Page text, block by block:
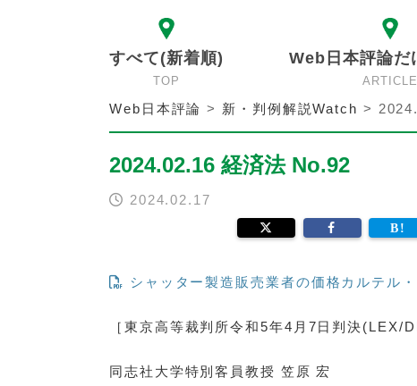
すべて(新着順)
TOP
Web日本評論だ
ARTICLE
Web日本評論 > 新・判例解説Watch >
2024.02.16 経済法 No.92
2024.02.17
シャッター製造販売業者の価格カルテル
［東京高等裁判所令和5年4月7日判決(LEX/
同志社大学特別客員教授 笠原 宏